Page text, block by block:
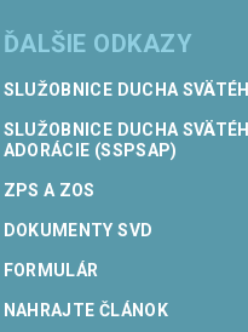
ĎALŠIE ODKAZY
SLUŽOBNICE DUCHA
SLUŽOBNICE DUCHA
ADORÁCIE (SSPSAP)
ZPS A ZOS
DOKUMENTY SVD
FORMULÁR
NAHRAJTE ČLÁNOK